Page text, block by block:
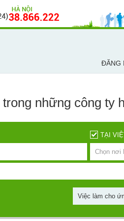
ĐĂNG
trong những công ty
TẠI
Chọn nơi
Việc làm cho